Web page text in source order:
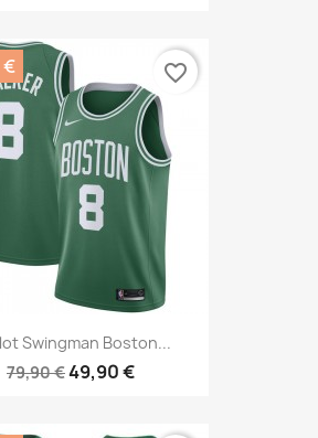
Swingman Boston...
79,90 €49,90 €
€ favorite_border